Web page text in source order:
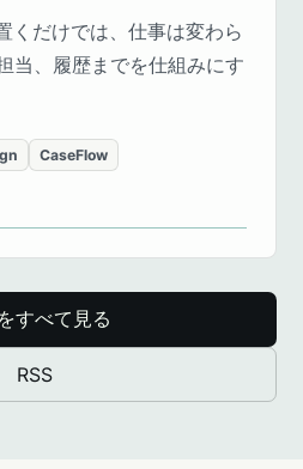
くだけでは、仕事は変わら
当、履歴までを仕組みにす
CaseFlow
すべて見る
RSS